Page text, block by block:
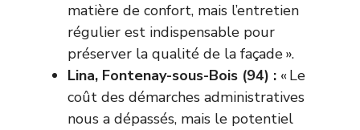
matière de confort, mais l’entretien
régulier est indispensable pour
préserver la qualité de la façade ».
Lina, Fontenay-sous-Bois (94) : « Le
coût des démarches administratives
nous a dépassés, mais le potentiel